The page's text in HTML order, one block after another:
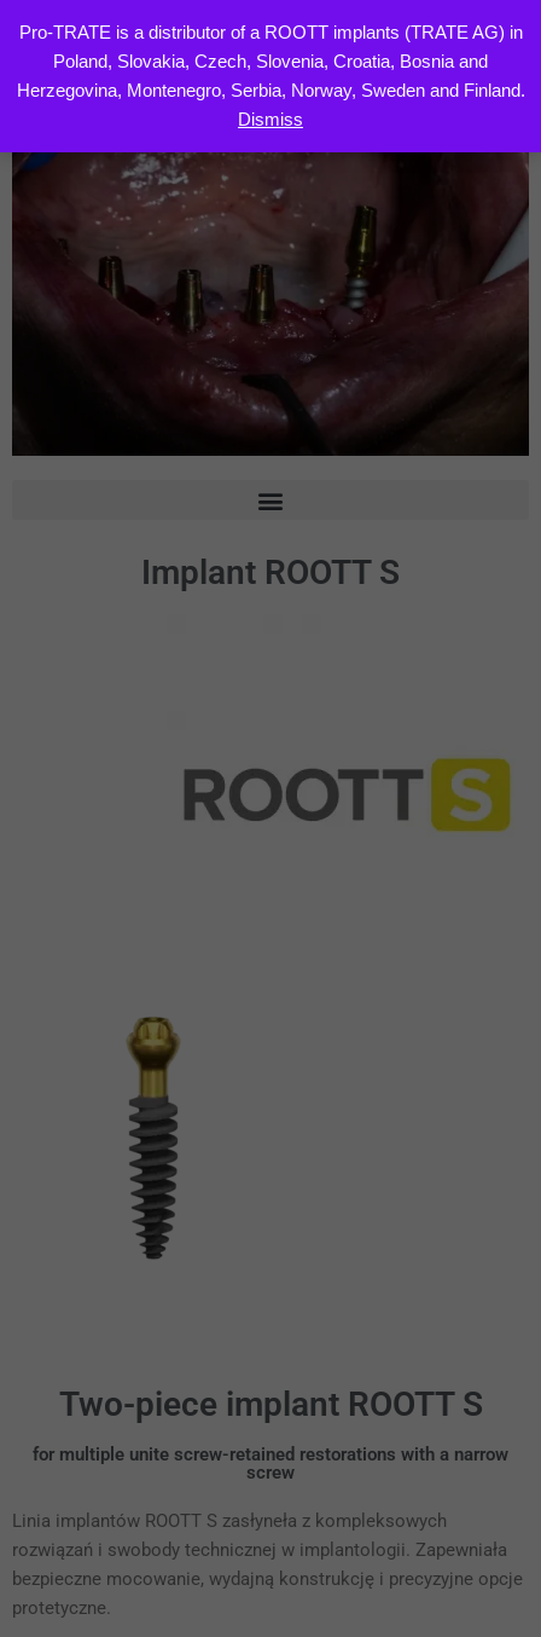
Pro-TRATE is a distributor of a ROOTT implants (TRATE AG) in
Poland, Slovakia, Czech, Slovenia, Croatia, Bosnia and
Herzegovina, Montenegro, Serbia, Norway, Sweden and Finland.
Dismiss
to
Implant ROOTT S
Two-piece implant ROOTT S
for multiple unite screw-retained restorations with a narrow
screw
Linia implantów ROOTT S zasłyneła z kompleksowych
rozwiązań i swobody technicznej w implantologii. Zapewniała
bezpieczne mocowanie, wydajną konstrukcję i precyzyjne opcje
protetyczne.